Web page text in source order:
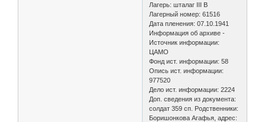
Лагерь: шталаг III B
Лагерный номер: 61516
Дата пленения: 07.10.1941
Информация об архиве -
Источник информации:
ЦАМО
Фонд ист. информации: 58
Опись ист. информации:
977520
Дело ист. информации: 2224
Доп. сведения из документа:
солдат 359 сп. Родственники:
Боришонкова Агафья, адрес: